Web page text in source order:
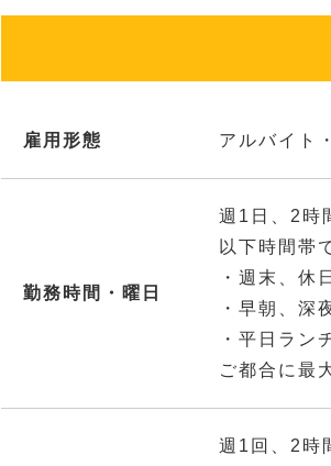
雇用形態 アルバイト
勤務時間・曜日
週1日、2時
以下時間帯
・週末、休
・早朝、深
・平日ラン
ご都合に最
週1回、2時